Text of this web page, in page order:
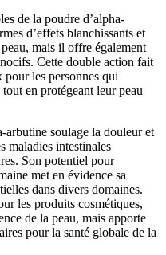
de la poudre d’alpha-
d’effets blanchissants et
mais il offre également
Cette double action fait
les personnes qui
en protégeant leur peau
arbutine soulage la douleur et
maladies intestinales
Son potentiel pour
met en évidence sa
dans divers domaines.
les produits cosmétiques,
de la peau, mais apporte
pour la santé globale de la